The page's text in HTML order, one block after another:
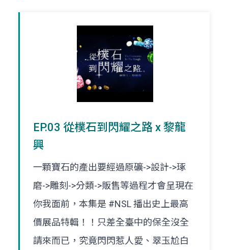
EP.03 從樸石到閃耀之路 x 黎龍
興
一顆寶石的產出要經過原礦->設計->琢
磨->雕刻->分類->販售等過程才會呈現在
你我面前，本集是 #NSL 播出史上最高
價展品特輯！！只差全臺中的保全沒全
請來而已，究竟閃閃惹人愛、翠玉尬白